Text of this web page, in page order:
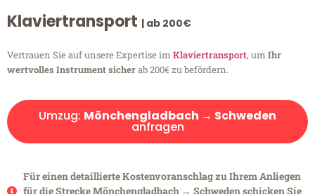
Klaviertransport | ab 200€
Vertrauen Sie auf unsere Expertise im Klaviertransport, um Ihr
wertvolles Instrument sicherab 200€ zu befördern.
Umzug: Mönchengladbach → Schweden
anfragen
Für einen detaillierte Kostenvoranschlag zu Ihrem Anliegen
für die Strecke Mönchengladbach → Schweden schicken Sie